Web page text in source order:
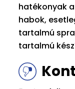
hatékonyak
habok,
tartalmú
tartalmú